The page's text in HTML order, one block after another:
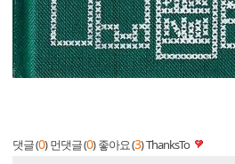
댓글 (0) 먼댓글 (0) 좋아요 (3)ThanksTo